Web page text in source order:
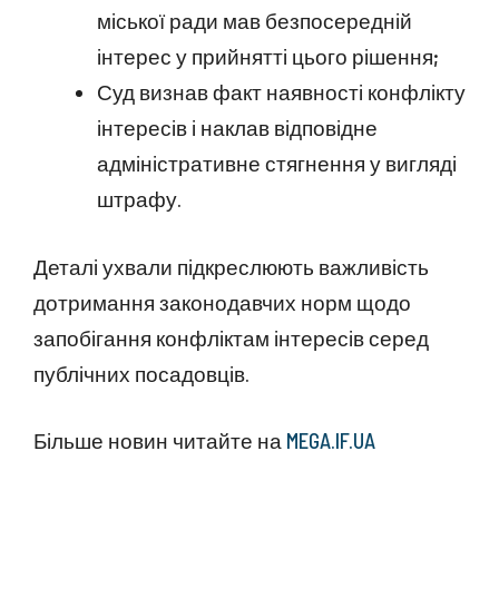
міської ради мав безпосередній
інтерес у прийнятті цього рішення;
Суд визнав факт наявності конфлікту
інтересів і наклав відповідне
адміністративне стягнення у вигляді
штрафу.
Деталі ухвали підкреслюють важливість
дотримання законодавчих норм щодо
запобігання конфліктам інтересів серед
публічних посадовців.
Більше новин читайте на MEGA.IF.UA